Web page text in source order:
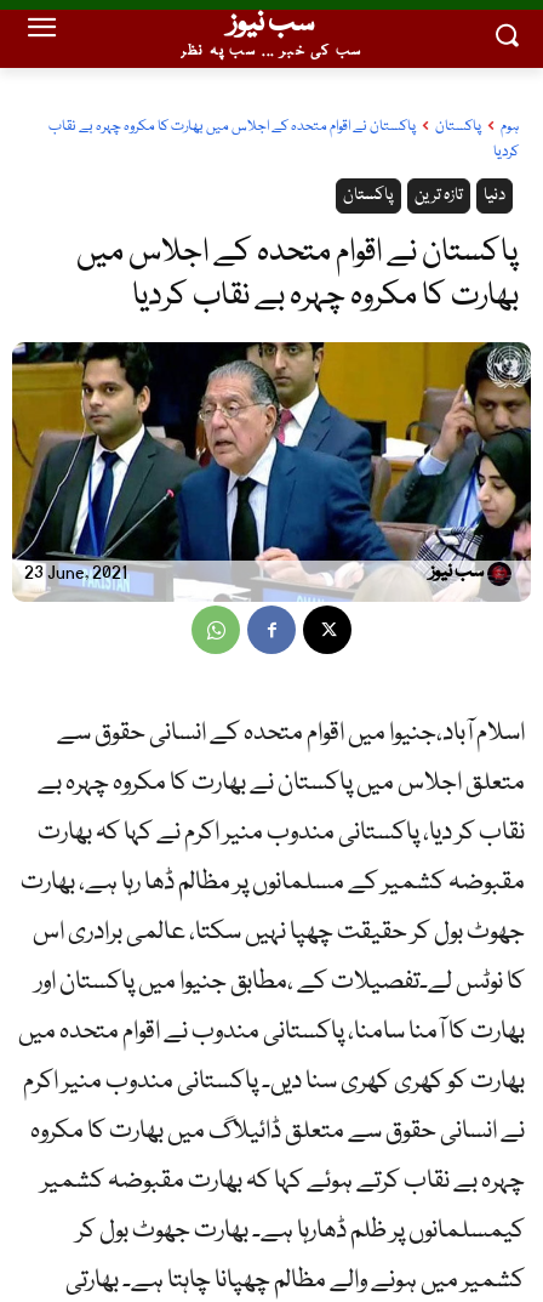
سب نیوز
سب کی خبر ... سب پہ نظر
ہوم پاکستان
پاکستان نے اقوام متحدہ کے اجلاس میں بھارت کا مکروہ چہرہ بے نقاب
کردیا
پاکستان تازہ ترین دنیا
پاکستان نے اقوام متحدہ کے اجلاس میں
بھارت کا مکروہ چہرہ بے نقاب کردیا
23 June, 2021 سب نیوز
اسلام آباد،جنیوا میں اقوام متحدہ کے انسانی حقوق سے
متعلق اجلاس میں پاکستان نے بھارت کا مکروہ چہرہ بے
نقاب کر دیا، پاکستانی مندوب منیر اکرم نے کہا کہ بھارت
مقبوضہ کشمیر کے مسلمانوں پر مظالم ڈھا رہا ہے، بھارت
جھوٹ بول کر حقیقت چھپا نہیں سکتا، عالمی برادری اس
کا نوٹس لے۔تفصیلات کے ،مطابق جنیوا میں پاکستان اور
بھارت کا آمنا سامنا، پاکستانی مندوب نے اقوام متحدہ میں
بھارت کو کھری کھری سنا دیں۔ پاکستانی مندوب منیر اکرم
نے انسانی حقوق سے متعلق ڈائیلاگ میں بھارت کا مکروہ
چہرہ بے نقاب کرتے ہوئے کہا کہ بھارت مقبوضہ کشمیر
کیمسلمانوں پر ظلم ڈھارہا ہے۔ بھارت جھوٹ بول کر
کشمیر میں ہونے والے مظالم چھپانا چاہتا ہے۔ بھارتی